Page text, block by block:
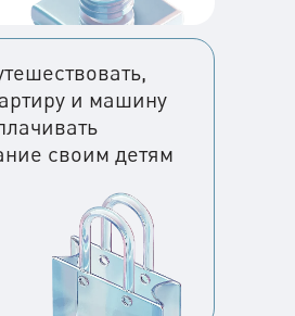
и машину
своим детям